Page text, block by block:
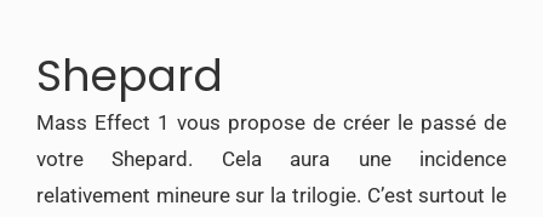
Shepard
Mass Effect 1 vous propose de créer le passé de
votre Shepard. Cela aura une incidence
relativement mineure sur la trilogie. C’est surtout le